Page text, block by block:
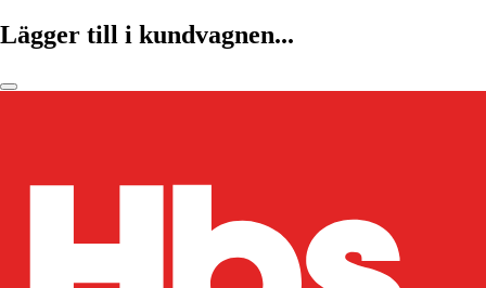
Lägger till i kundvagnen...